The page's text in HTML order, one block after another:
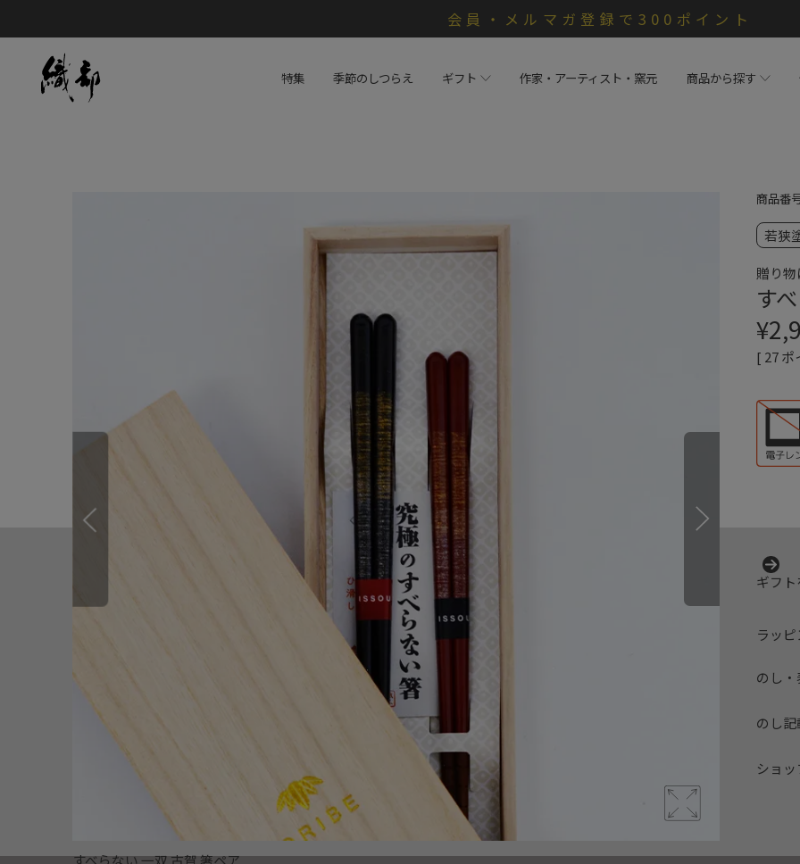
会員・メルマガ登録で300ポイント
特集 季節のしつらえ ギフト 作家・アーティスト・窯元 商品から探す
すべらない 一双 古賀 箸ペア 織部オリジ
商品番
若狭
贈り
す
¥
[ 27 ポ
ギフ
ラッ
のし・
のし記
ショ